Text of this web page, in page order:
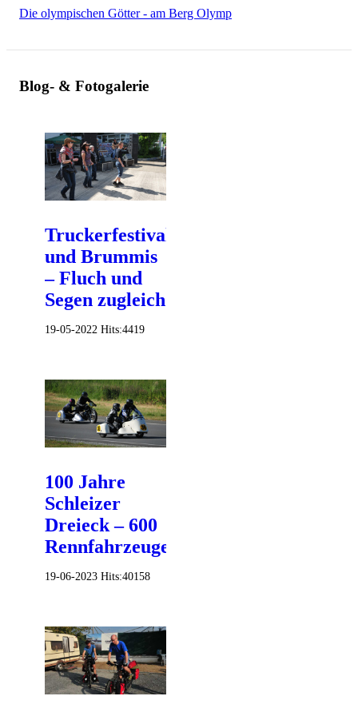
Die olympischen Götter - am Berg Olymp
Blog- & Fotogalerie
Truckerfestival
und Brummis
– Fluch und
Segen zugleich
19-05-2022 Hits:4419
100 Jahre
Schleizer
Dreieck – 600
Rennfahrzeuge
19-06-2023 Hits:40158